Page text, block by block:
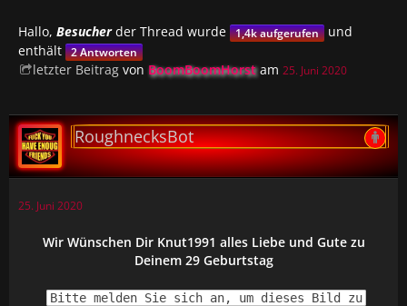
Hallo, Besucherder Thread wurde 1,4k aufgerufen
und
enthält 2 Antworten
letzter Beitrag von BoomBoomHorstam 25. Juni 2020
RoughnecksBot
25. Juni 2020
Wir Wünschen Dir Knut1991 alles Liebe und Gute zu
Deinem 29 Geburtstag
Bitte melden Sie sich an, um dieses Bild zu